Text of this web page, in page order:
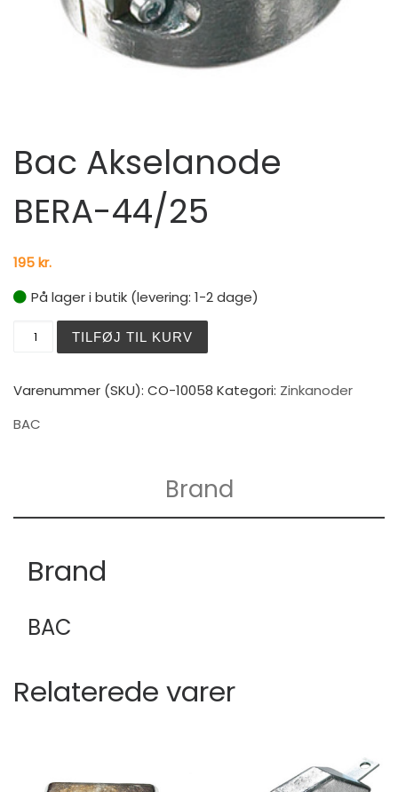
Bac Akselanode
BERA-44/25
195kr.
På lager i butik (levering: 1-2 dage)
TILFØJ TIL KURV
Varenummer (SKU): CO-10058 Kategori: Zinkanoder
BAC
Brand
Brand
BAC
Relaterede varer